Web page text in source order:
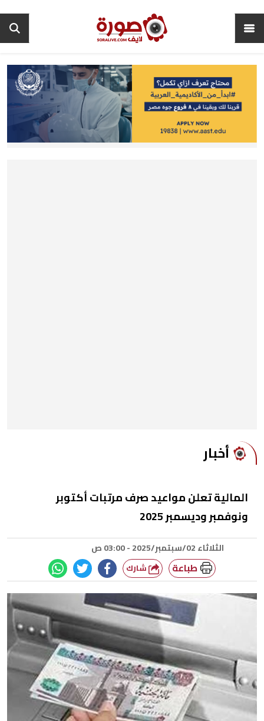
أخبار
المالية تعلن مواعيد صرف مرتبات أكتوبر
ونوفمبر وديسمبر 2025
الثلاثاء 02/سبتمبر/2025 - 03:00 ص
طباعة